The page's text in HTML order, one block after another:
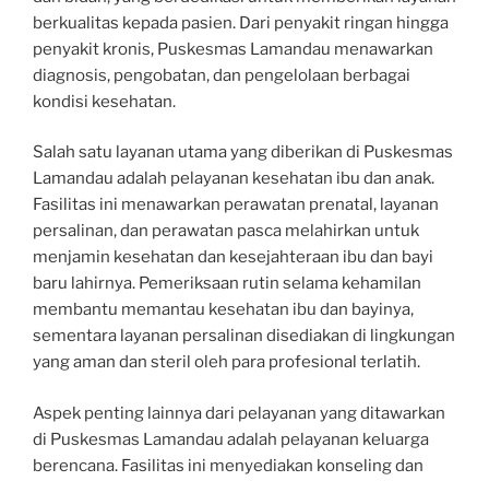
berkualitas kepada pasien. Dari penyakit ringan hingga
penyakit kronis, Puskesmas Lamandau menawarkan
diagnosis, pengobatan, dan pengelolaan berbagai
kondisi kesehatan.
Salah satu layanan utama yang diberikan di Puskesmas
Lamandau adalah pelayanan kesehatan ibu dan anak.
Fasilitas ini menawarkan perawatan prenatal, layanan
persalinan, dan perawatan pasca melahirkan untuk
menjamin kesehatan dan kesejahteraan ibu dan bayi
baru lahirnya. Pemeriksaan rutin selama kehamilan
membantu memantau kesehatan ibu dan bayinya,
sementara layanan persalinan disediakan di lingkungan
yang aman dan steril oleh para profesional terlatih.
Aspek penting lainnya dari pelayanan yang ditawarkan
di Puskesmas Lamandau adalah pelayanan keluarga
berencana. Fasilitas ini menyediakan konseling dan